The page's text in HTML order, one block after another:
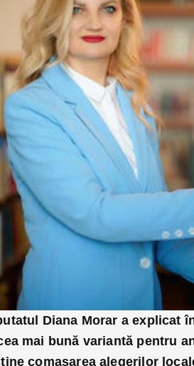
Diana Morar a explicat
mai bună variantă pentru
comasarea alegerilor